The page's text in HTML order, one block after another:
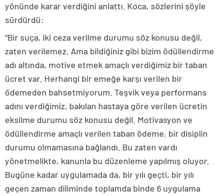
yönünde karar verdiğini anlattı. Koca, sözlerini şöyle
sürdürdü:
“Bir suça, iki ceza verilme durumu söz konusu değil,
zaten verilemez. Ama bildiğiniz gibi bizim ödüllendirme
adı altında, motive etmek amaçlı verdiğimiz bir taban
ücret var. Herhangi bir emeğe karşı verilen bir
ödemeden bahsetmiyorum. Teşvik veya performans
adını verdiğimiz, bakılan hastaya göre verilen ücretin
eksilme durumu söz konusu değil. Motivasyon ve
ödüllendirme amaçlı verilen taban ödeme, bir disiplin
durumu olmamasına bağlandı. Bu zaten vardı
yönetmelikte, kanunla bu düzenleme yapılmış oluyor.
Bugüne kadar uygulamada da, bir yılı geçti, bir yılı
geçen zaman diliminde toplamda binde 6 uygulama